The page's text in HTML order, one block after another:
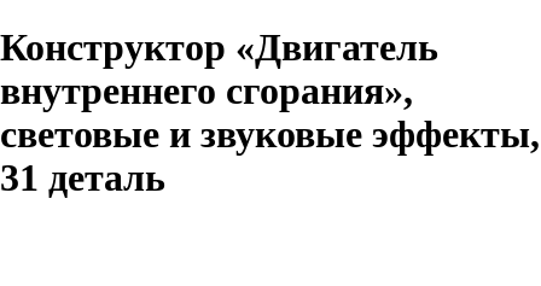
Конструктор «Двигатель
внутреннего сгорания»,
световые и звуковые эффекты,
31 деталь